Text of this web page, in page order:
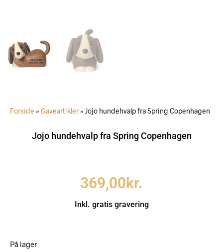
Forside » Gaveartikler » Jojo hundehvalp fra Spring Copenhagen
Jojo hundehvalp fra Spring Copenhagen
369,00kr.
Inkl. gratis gravering
På lager